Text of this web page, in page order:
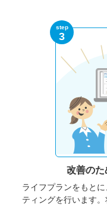
step
3
改善のた
ライフプランをもと
ティングを行います